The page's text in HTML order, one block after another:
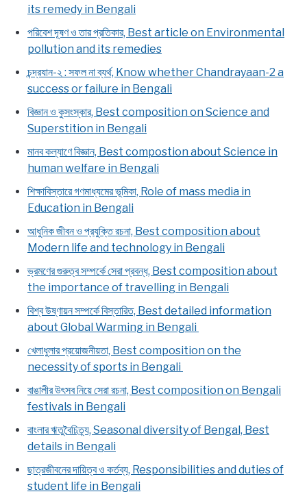
its remedy in Bengali
পরিবেশ দূষণ ও তার প্রতিকার, Best article on Environmental
pollution and its remedies
চন্দ্রযান-২ : সফল না ব্যর্থ, Know whether Chandrayaan-2 a
success or failure in Bengali
বিজ্ঞান ও কুসংস্কার, Best composition on Science and
Superstition in Bengali
মানব কল্যাণে বিজ্ঞান, Best compostion about Science in
human welfare in Bengali
শিক্ষাবিস্তারে গণমাধ্যমের ভূমিকা, Role of mass media in
Education in Bengali
আধুনিক জীবন ও প্রযুক্তি রচনা, Best composition about
Modern life and technology in Bengali
ভ্রমণের গুরুত্ব সম্পর্কে সেরা প্রবন্ধ, Best composition about
the importance of travelling in Bengali
বিশ্ব উষ্ণায়ন সম্পর্কে বিস্তারিত, Best detailed information
about Global Warming in Bengali
খেলাধুলার প্রয়োজনীয়তা, Best composition on the
necessity of sports in Bengali
বাঙালীর উৎসব নিয়ে সেরা রচনা, Best composition on Bengali
festivals in Bengali
বাংলার ঋতুবৈচিত্র্য, Seasonal diversity of Bengal, Best
details in Bengali
ছাত্রজীবনের দায়িত্ব ও কর্তব্য, Responsibilities and duties of
student life in Bengali